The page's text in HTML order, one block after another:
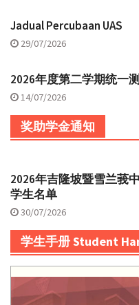
Jadual Percubaan UAS
29/07/2026
2026年度第二学期统一
14/07/2026
奖助学金通知
2026年吉隆坡暨雪兰莪
学生名单
30/07/2026
学生手册 Student